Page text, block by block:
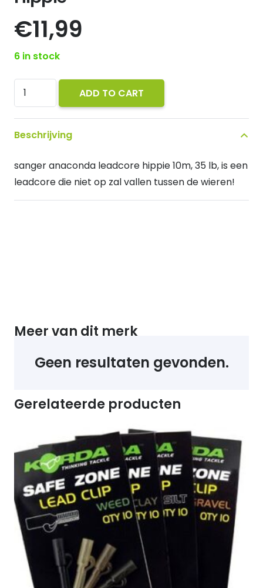
€11,99
6 in stock
Sänger
Anaconda
leadcore
Hippie
ADD TO CART
Beschrijving
sanger anaconda leadcore hippie 10m, 35 lb, is een
leadcore die niet op zal vallen tussen de wieren!
Meer van dit merk
Geen resultaten gevonden.
Gerelateerde producten